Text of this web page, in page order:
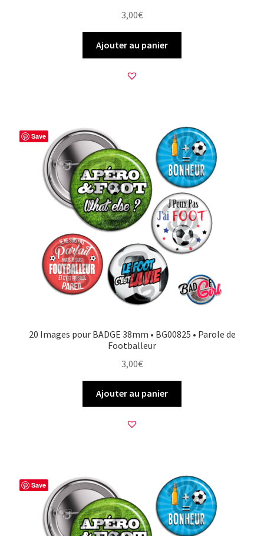
3,00€
Ajouter au panier
Save
20 Images pour BADGE 38mm • BG00825 • Parole de
Footballeur
3,00€
Ajouter au panier
Save